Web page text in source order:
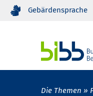
Gebärdensprache
Die Themen